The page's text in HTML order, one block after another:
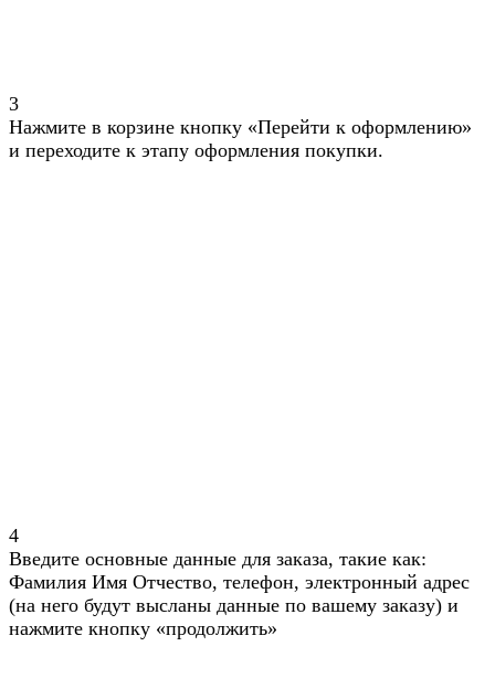
3
Нажмите в корзине кнопку «Перейти к оформлению»
и переходите к этапу оформления покупки.
4
Введите основные данные для заказа, такие как:
Фамилия Имя Отчество, телефон, электронный адрес
(на него будут высланы данные по вашему заказу) и
нажмите кнопку «продолжить»